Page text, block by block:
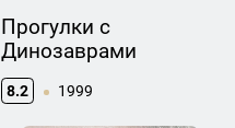
Прогулки с
Динозаврами
8.2 1999